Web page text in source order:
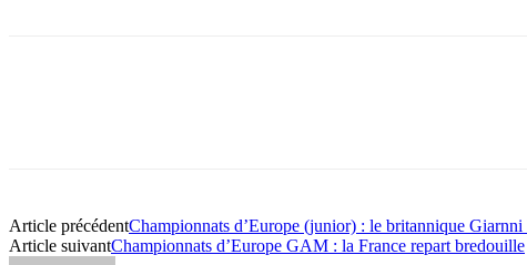
Article précédentChampionnats d’Europe (junior) : le britannique
Article suivantChampionnats d’Europe GAM : la France repart bredouille